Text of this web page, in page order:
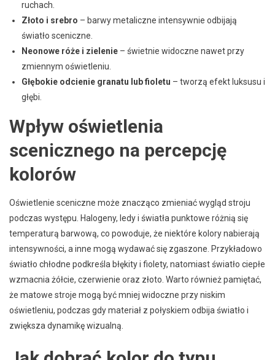
ruchach.
Złoto i srebro – barwy metaliczne intensywnie odbijają
światło sceniczne.
Neonowe róże i zielenie – świetnie widoczne nawet przy
zmiennym oświetleniu.
Głębokie odcienie granatu lub fioletu – tworzą efekt luksusu i
głębi.
Wpływ oświetlenia
scenicznego na percepcję
kolorów
Oświetlenie sceniczne może znacząco zmieniać wygląd stroju
podczas występu. Halogeny, ledy i światła punktowe różnią się
temperaturą barwową, co powoduje, że niektóre kolory nabierają
intensywności, a inne mogą wydawać się zgaszone. Przykładowo
światło chłodne podkreśla błękity i fiolety, natomiast światło ciepłe
wzmacnia żółcie, czerwienie oraz złoto. Warto również pamiętać,
że matowe stroje mogą być mniej widoczne przy niskim
oświetleniu, podczas gdy materiał z połyskiem odbija światło i
zwiększa dynamikę wizualną.